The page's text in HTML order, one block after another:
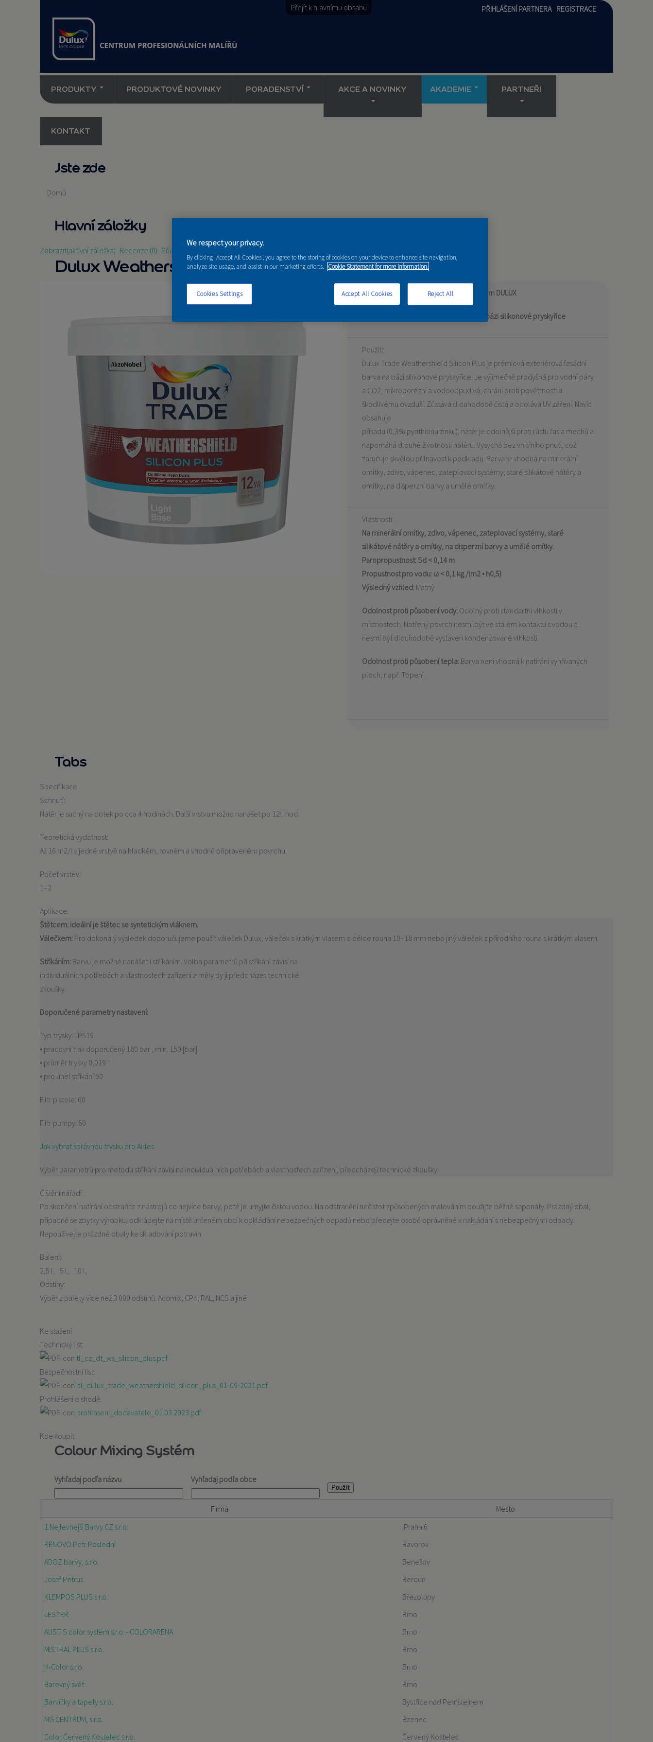
Přejít k hlavnímu obsahu PŘIHLÁŠENÍ PARTNERA REGISTRACE
PRODUKTY PRODUKTOVÉ NOVINKY PORADENSTVÍ AKCE A NOVINKY AKADEMIE PARTNEŘI
KONTAKT
Jste zde
Domů
Hlavní záložky
Zobrazit(aktivní záložka) Recenze (0) Přidat recenzi
Dulux Weathershield Silicon plus
Fasádní barva určená pro tónovací systém DULUX
Prémiová exteriérová fasádní barva na bázi silikonové pryskyřice
Použití:
Dulux Trade Weathershield Silicon Plus je prémiová exteriérová fasádní
barva na bázi silikonové pryskyřice. Je výjimečně prodyšná pro vodní páry
a CO2, mikroporézní a vodoodpudivá, chrání proti povětrnosti a
škodlivému ovzduší. Zůstává dlouhodobě čistá a odolává UV záření. Navíc
obsahuje
přísadu (0,3% pyrithionu zinku), nátěr je odolnější proti růstu řas a mechů a
napomáhá dlouhé životnosti nátěru. Vysychá bez vnitřního pnutí, což
zaručuje skvělou přilnavost k podkladu. Barva je vhodná na minerální
omítky, zdivo, vápenec, zateplovací systémy, staré silikátové nátěry a
omítky, na disperzní barvy a umělé omítky.
Vlastnosti:
Na minerální omítky, zdivo, vápenec, zateplovací systémy, staré
silikátové nátěry a omítky, na disperzní barvy a umělé omítky.
Paropropustnost:Sd < 0,14 m
Propustnost pro vodu: ω < 0,1 kg /(m2 • h0,5)
Výsledný vzhled: Matný
Odolnost proti působení vody: Odolný proti standartní vlhkosti v
místnostech. Natřený povrch nesmí být ve stálém kontaktu s vodou a
nesmí být dlouhodobě vystaven kondenzované vlhkosti.
Odolnost proti působení tepla:Barva není vhodná k natírání vyhřívaných
ploch, např. Topení.
Tabs
Specifikace
Schnutí:
Nátěr je suchý na dotek po cca 4 hodinách. Další vrstvu možno nanášet po 12ti hod.
Teoretická vydatnost:
Až 16 m2/l v jedné vrstvě na hladkém, rovném a vhodně připraveném povrchu.
Počet vrstev:
1–2
Aplikace:
Štětcem: ideální je štětec se syntetickým vláknem.
Válečkem: Pro dokonalý výsledek doporučujeme použít váleček Dulux, váleček s krátkým vlasem o délce rouna 10–18 mm nebo jiný váleček z přírodního rouna s krátkým vlasem.
Stříkáním: Barvu je možné nanášet i stříkáním. Volba parametrů při stříkání závisí na
individuálních potřebách a vlastnostech zařízení a měly by jí předcházet technické
zkoušky.
Doporučené parametry nastavení:
Typ trysky: LP519
• pracovní tlak doporučený 180 bar , min. 150 [bar]
• průměr trysky 0,019 "
• pro úhel stříkání 50
Filtr pistole: 60
Filtr pumpy: 60
Jak vybrat správnou trysku pro Airles
Výběr parametrů pro metodu stříkání závisí na individuálních potřebách a vlastnostech zařízení, předcházejí technické zkoušky.
Čištění nářadí:
Po skončení natírání odstraňte z nástrojů co nejvíce barvy, poté je umyjte čistou vodou. Na odstranění nečistot způsobených malováním použijte běžné saponáty. Prázdný obal,
případně se zbytky výrobku, odkládejte na místě určeném obcí k odkládání nebezpečných odpadů nebo předejte osobě oprávněné k nakládání s nebezpečnými odpady.
Nepoužívejte prázdné obaly ke skladování potravin.
Balení:
2,5 l
5 l
10 l
Odstíny:
Výběr z palety více než 3 000 odstínů. Acomix, CP4, RAL, NCS a jiné
Ke stažení
Technický list:
tl_cz_dt_ws_silicon_plus.pdf
Bezpečnostní list:
bl_dulux_trade_weathershield_silicon_plus_01-09-2021.pdf
Prohlášení o shodě:
prohlaseni_dodavatele_01.03.2023.pdf
Kde koupit
Colour Mixing Systém
Vyhľadaj podľa názvu Vyhľadaj podľa obce
Firma
Mesto
1.Nejlevnejší Barvy.CZ s.r.o.
.Praha 6
RENOVO Petr Poslední
Bavorov
ADOZ barvy, s.r.o.
Benešov
Josef Petrus
Beroun
KLEMPOS PLUS s.r.o.
Březolupy
LESTER
Brno
AUSTIS color systém s.r.o. - COLORARENA
Brno
MISTRAL PLUS s.r.o.
Brno
H-Color s.r.o.
Brno
Barevný svět
Brno
Barvičky a tapety s.r.o.
Bystřice nad Pernštejnem
MG CENTRUM, s.r.o.
Bzenec
Color Červený Kostelec s.r.o.
Červený Kostelec
We respect your privacy.
By clicking “Accept All Cookies”, you agree to the storing of cookies on your device to enhance site navigation,
analyze site usage, and assist in our marketing efforts. Cookie Statement for more information.
Cookies Settings Reject All
Accept All Cookies